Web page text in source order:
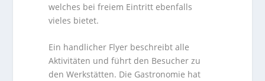
welches bei freiem Eintritt ebenfalls
vieles bietet.
Ein handlicher Flyer beschreibt alle
Aktivitäten und führt den Besucher zu
den Werkstätten. Die Gastronomie hat